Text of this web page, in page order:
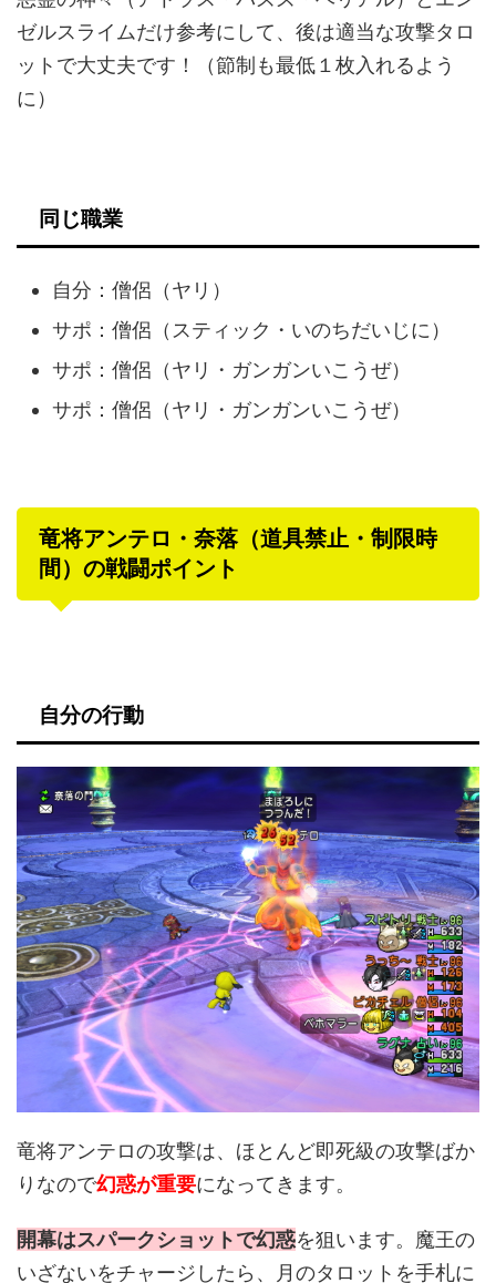
ゼルスライムだけ参考にして、後は適当な攻撃タロ
ットで大丈夫です！（節制も最低１枚入れるよう
に）
同じ職業
自分：僧侶（ヤリ）
サポ：僧侶（スティック・いのちだいじに）
サポ：僧侶（ヤリ・ガンガンいこうぜ）
サポ：僧侶（ヤリ・ガンガンいこうぜ）
竜将アンテロ・奈落（道具禁止・制限時
間）の戦闘ポイント
自分の行動
竜将アンテロの攻撃は、ほとんど即死級の攻撃ばか
りなので幻惑が重要になってきます。
開幕はスパークショットで幻惑を狙います。魔王の
いざないをチャージしたら、月のタロットを手札に